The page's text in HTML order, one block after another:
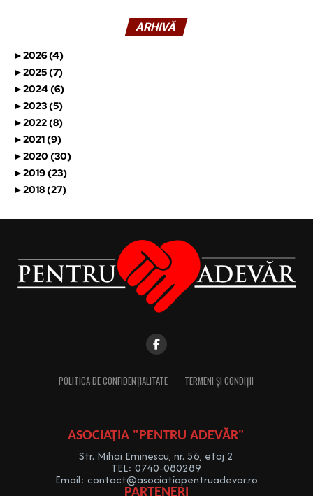
ARHIVĂ
►2026 (4)
►2025 (7)
►2024 (6)
►2023 (5)
►2022 (8)
►2021 (9)
►2020 (30)
►2019 (23)
►2018 (27)
POLITICA DE CONFIDENȚIALITATE TERMENI ȘI CONDIȚII
ASOCIAȚIA "PENTRU ADEVĂR"
Str. Mihai Eminescu, nr. 56, etaj 2
TEL: 0740-080289
Email: contact@asociatiapentruadevar.ro
PARTENERI